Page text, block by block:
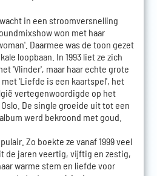
in een stroomversnelling
won met haar
Daarmee was de toon gezet
loopbaan. In 1993 liet ze zich
'Vlinder', maar haar echte grote
met 'Liefde is een kaartspel', het
vertegenwoordigde op het
De single groeide uit tot een
werd bekroond met goud.
Zo boekte ze vanaf 1999 veel
de jaren veertig, vijftig en zestig,
warme stem en liefde voor